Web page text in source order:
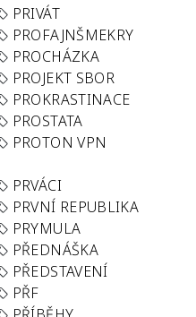
PRIVÁT
PROFAJNŠMEKRY
PROCHÁZKA
PROJEKT SBOR
PROKRASTINACE
PROSTATA
PROTON VPN
PRVÁCI
PRVNÍ REPUBLIKA
PRYMULA
PŘEDNÁŠKA
PŘEDSTAVENÍ
PŘF